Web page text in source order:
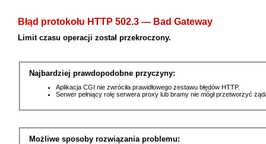
Błąd protokołu HTTP 502.3 — Bad Gateway
Limit czasu operacji został przekroczony.
Najbardziej prawdopodobne przyczyny:
Aplikacja CGI nie zwróciła prawidłowego zestawu błędów HTTP.
Serwer pełniący rolę serwera proxy lub bramy nie mógł przetworzyć
Możliwe sposoby rozwiązania problemu: